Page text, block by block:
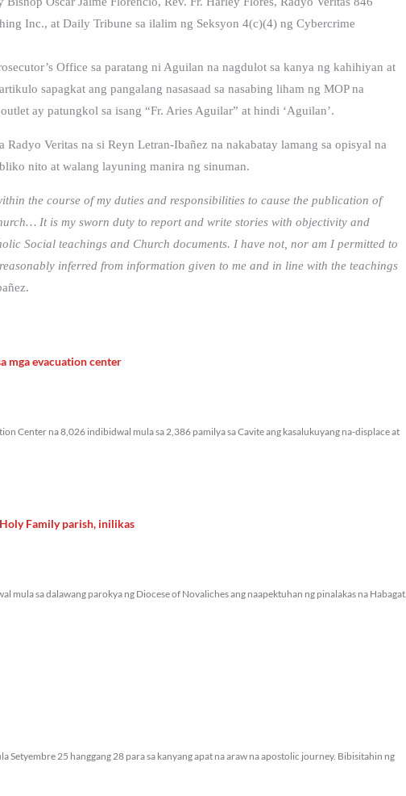
Inc., at Daily Tribune sa ilalim ng Seksyon 4(c)(4) ng Cybercrime
Office sa paratang ni Aguilan na nagdulot sa kanya ng kahihiyan at
sapagkat ang pangalang nasasaad sa nasabing liham ng MOP na
ay patungkol sa isang “Fr. Aries Aguilar” at hindi ‘Aguilan’.
Veritas na si Reyn Letran-Ibañez na nakabatay lamang sa opisyal na
nito at walang layuning manira ng sinuman.
the course of my duties and responsibilities to cause the publication of
It is my sworn duty to report and write stories with objectivity and
Social teachings and Church documents. I have not, nor am I permitted to
inferred from information given to me and in line with the teachings
mga evacuation center
Center na 8,026 indibidwal mula sa 2,386 pamilya sa Cavite ang kasalukuyang na-displace at
Family parish, inilikas
mula sa dalawang parokya ng Diocese of Novaliches ang naapektuhan ng pinalakas na Habagat,
Setyembre 25 hanggang 28 para sa kanyang apat na araw na apostolic journey. Bibisitahin ng